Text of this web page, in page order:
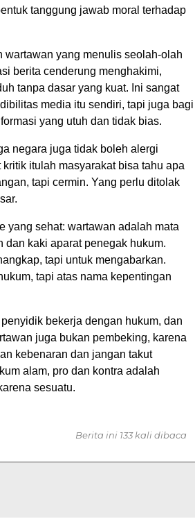
tanggung jawab moral terhadap
wartawan yang menulis seolah-olah
berita cenderung menghakimi,
tanpa dasar yang kuat. Ini sangat
media itu sendiri, tapi juga bagi
yang utuh dan tidak bias.
negara juga tidak boleh alergi
itulah masyarakat bisa tahu apa
tapi cermin. Yang perlu ditolak
yang sehat: wartawan adalah mata
dan kaki aparat penegak hukum.
tapi untuk mengabarkan.
tapi atas nama kepentingan
bekerja dengan hukum, dan
juga bukan pembeking, karena
kebenaran dan jangan takut
alam, pro dan kontra adalah
sesuatu.
Berita ini 133 kali dibaca